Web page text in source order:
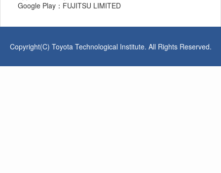
Google Play：FUJITSU LIMITED
Copyright(C) Toyota Technological Institute. All Rights Reserved.